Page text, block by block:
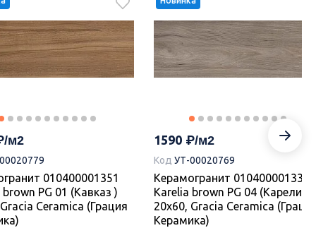
1205 % 120.5
В корзину
1205
Керамогранит 010400001417
Под заказ.
В корзину
010400001351
brown PG 01 (Кавказ )
Ceramica (Грация
1590
Код УТ-00020769
Керамогранит 010400001339
Karelia brown PG 04 (Карелия )
20х60, Gracia Ceramica
Керамика)